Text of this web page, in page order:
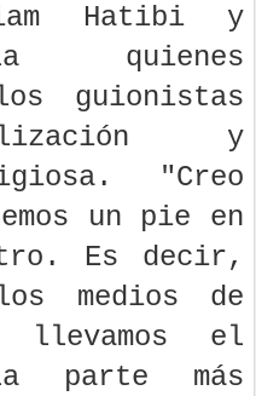
Hatibi y
quienes
guionistas
y
"Creo
un pie en
Es decir,
medios de
llevamos el
parte más